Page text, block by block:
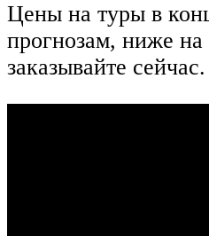
Цены на туры в
прогнозам, ниже на
заказывайте сейчас.